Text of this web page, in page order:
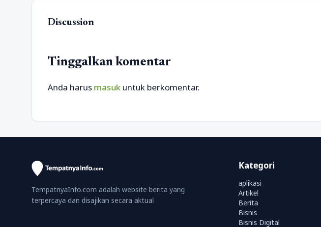
Discussion
Tinggalkan komentar
Anda harus masuk untuk berkomentar.
TempatnyaInfo.com adalah website berita yang
terpercaya dan disajikan secara aktual
Kategori
aplikasi
Artikel
Berita
Bisnis
Bisnis Digital